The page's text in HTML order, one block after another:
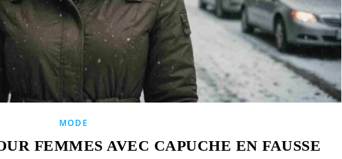
MODE
FEMMES AVEC CAPUCHE EN FAUSSE